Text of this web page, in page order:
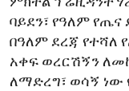
ባይደን፣ የዓለም
በዓለም ደረጃ የተሻለ
አቀፍ ወረርሽኝን
ለማድረግ፣ ወሳኝ ነው